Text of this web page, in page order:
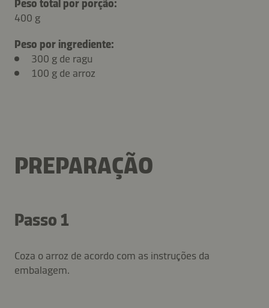
Peso total por porção:
400 g
Peso por ingrediente:
300 g de ragu
100 g de arroz
PREPARAÇÃO
Passo 1
Coza o arroz de acordo com as instruções da
embalagem.